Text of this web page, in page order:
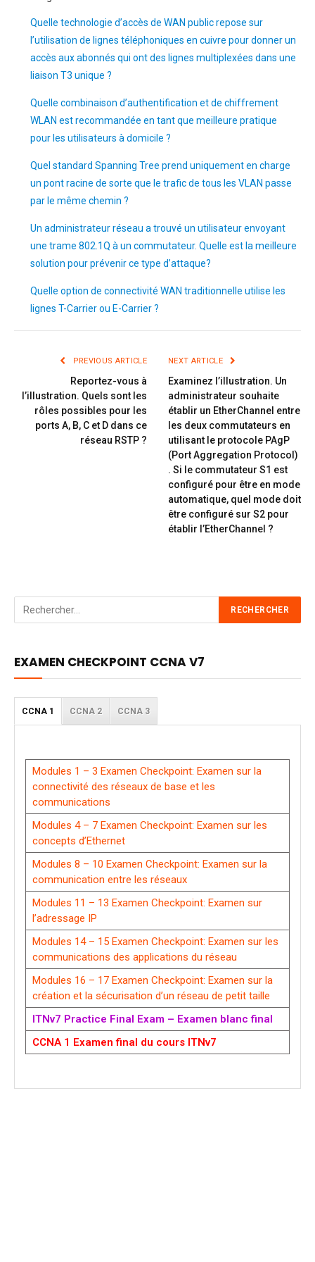
Quelle technologie d’accès de WAN public repose sur
l’utilisation de lignes téléphoniques en cuivre pour donner un
accès aux abonnés qui ont des lignes multiplexées dans une
liaison T3 unique ?
Quelle combinaison d’authentification et de chiffrement
WLAN est recommandée en tant que meilleure pratique
pour les utilisateurs à domicile ?
Quel standard Spanning Tree prend uniquement en charge
un pont racine de sorte que le trafic de tous les VLAN passe
par le même chemin ?
Un administrateur réseau a trouvé un utilisateur envoyant
une trame 802.1Q à un commutateur. Quelle est la meilleure
solution pour prévenir ce type d’attaque?
Quelle option de connectivité WAN traditionnelle utilise les
lignes T-Carrier ou E-Carrier ?
PREVIOUS ARTICLE
Reportez-vous à
l’illustration. Quels sont les
rôles possibles pour les
ports A, B, C et D dans ce
réseau RSTP ?
NEXT ARTICLE
Examinez l’illustration. Un
administrateur souhaite
établir un EtherChannel entre
les deux commutateurs en
utilisant le protocole PAgP
(Port Aggregation Protocol)
. Si le commutateur S1 est
configuré pour être en mode
automatique, quel mode doit
être configuré sur S2 pour
établir l’EtherChannel ?
EXAMEN CHECKPOINT CCNA V7
CCNA 1 CCNA 2 CCNA 3
Modules 1 – 3 Examen Checkpoint: Examen sur la
connectivité des réseaux de base et les
communications
Modules 4 – 7 Examen Checkpoint: Examen sur les
concepts d’Ethernet
Modules 8 – 10 Examen Checkpoint: Examen sur la
communication entre les réseaux
Modules 11 – 13 Examen Checkpoint: Examen sur
l’adressage IP
Modules 14 – 15 Examen Checkpoint: Examen sur les
communications des applications du réseau
Modules 16 – 17 Examen Checkpoint: Examen sur la
création et la sécurisation d’un réseau de petit taille
ITNv7 Practice Final Exam – Examen blanc final
CCNA 1 Examen final du cours ITNv7